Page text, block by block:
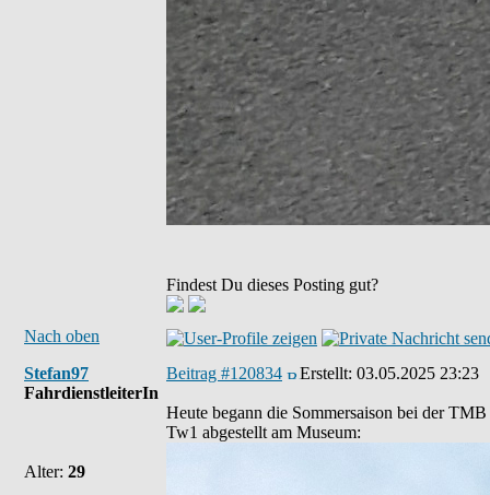
Findest Du dieses Posting gut?
Nach oben
Stefan97
FahrdienstleiterIn
Alter: 29
Beitrag #120834 Erstellt: 03.05.2025 23:23
Heute begann die Sommersaison bei der
Tw1 abgestellt am Museum: